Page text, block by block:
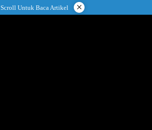
Scroll Untuk Baca Artikel ×